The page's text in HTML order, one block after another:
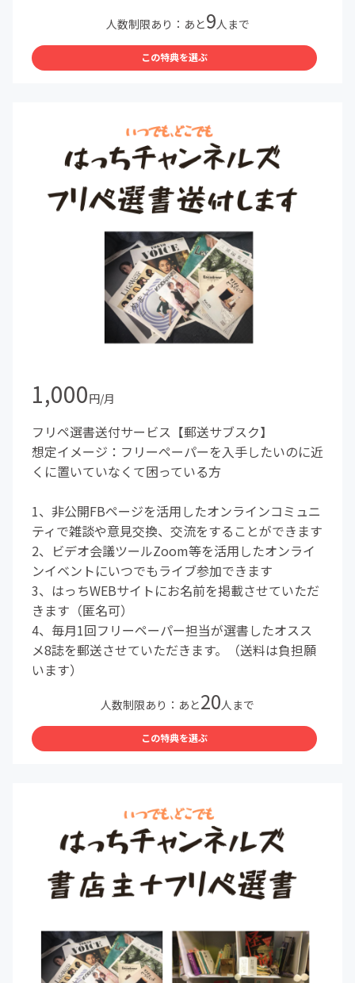
人数制限あり：あと9人まで
この特典を選ぶ
1,000円/月
フリペ選書送付サービス【郵送サブスク】
想定イメージ：フリーペーパーを入手したいのに近
くに置いていなくて困っている方
1、非公開FBページを活用したオンラインコミュニ
ティで雑談や意見交換、交流をすることができます
2、ビデオ会議ツールZoom等を活用したオンライ
ンイベントにいつでもライブ参加できます
3、はっちWEBサイトにお名前を掲載させていただ
きます（匿名可）
4、毎月1回フリーペーパー担当が選書したオスス
メ8誌を郵送させていただきます。（送料は負担願
います）
人数制限あり：あと20人まで
この特典を選ぶ